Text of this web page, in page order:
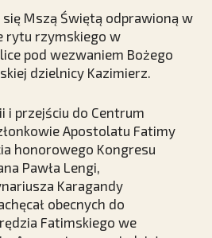
się Mszą Świętą odprawioną w
rytu rzymskiego w
pod wezwaniem Bożego
dzielnicy Kazimierz.
i przejściu do Centrum
Apostolatu Fatimy
honorowego Kongresu
Pawła Lengi,
Karagandy
obecnych do
Fatimskiego we